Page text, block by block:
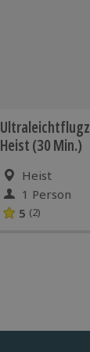
Heist (30 Min.)
Heist
1 Person
5 (2)